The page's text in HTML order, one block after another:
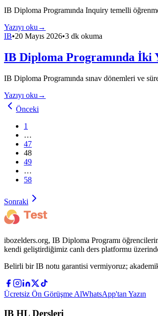
IB Diploma Programında Inquiry temelli
Yazıyı oku →
IB•20 Mayıs 2026•3 dk okuma
IB Diploma Programında İki
IB Diploma Programında sınav dönemleri ve
Yazıyı oku →
Önceki
1
…
47
48
49
…
58
Sonraki
ibozelders.org, IB Diploma Programı
kendi geliştirdiğimiz canlı ders platformu
Belirli bir IB notu garantisi vermiyoruz;
Ücretsiz Ön Görüşme AlWhatsApp'tan Yazın
IB HL Dersleri